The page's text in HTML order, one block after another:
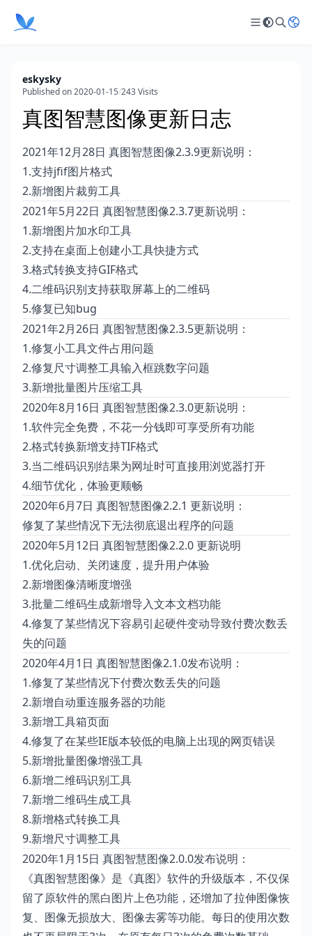
eskysky
Published on 2020-01-15/243 Visits
真图智慧图像更新日志
2021年12月28日 真图智慧图像2.3.9更新说明：
1.支持jfif图片格式
2.新增图片裁剪工具
2021年5月22日 真图智慧图像2.3.7更新说明：
1.新增图片加水印工具
2.支持在桌面上创建小工具快捷方式
3.格式转换支持GIF格式
4.二维码识别支持获取屏幕上的二维码
5.修复已知bug
2021年2月26日 真图智慧图像2.3.5更新说明：
1.修复小工具文件占用问题
2.修复尺寸调整工具输入框跳数字问题
3.新增批量图片压缩工具
2020年8月16日 真图智慧图像2.3.0更新说明：
1.软件完全免费，不花一分钱即可享受所有功能
2.格式转换新增支持TIF格式
3.当二维码识别结果为网址时可直接用浏览器打开
4.细节优化，体验更顺畅
2020年6月7日 真图智慧图像2.2.1 更新说明：
修复了某些情况下无法彻底退出程序的问题
2020年5月12日 真图智慧图像2.2.0 更新说明
1.优化启动、关闭速度，提升用户体验
2.新增图像清晰度增强
3.批量二维码生成新增导入文本文档功能
4.修复了某些情况下容易引起硬件变动导致付费次数丢
失的问题
2020年4月1日 真图智慧图像2.1.0发布说明：
1.修复了某些情况下付费次数丢失的问题
2.新增自动重连服务器的功能
3.新增工具箱页面
4.修复了在某些IE版本较低的电脑上出现的网页错误
5.新增批量图像增强工具
6.新增二维码识别工具
7.新增二维码生成工具
8.新增格式转换工具
9.新增尺寸调整工具
2020年1月15日 真图智慧图像2.0.0发布说明：
《真图智慧图像》是《真图》软件的升级版本，不仅保
留了原软件的黑白图片上色功能，还增加了拉伸图像恢
复、图像无损放大、图像去雾等功能。每日的使用次数